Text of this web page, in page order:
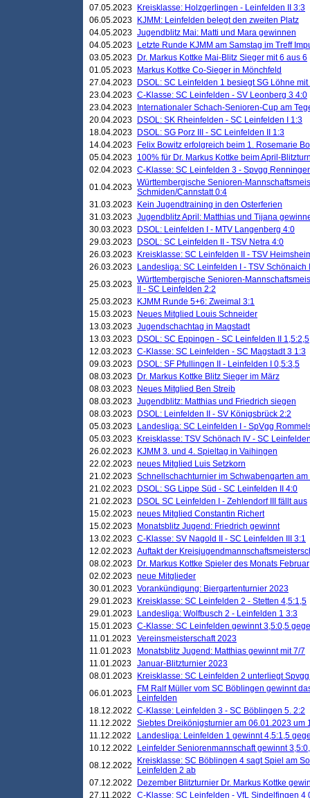
07.05.2023
Kreisklasse: Holzgerlingen - Leinfelden II 3:3
06.05.2023
KJMM: Leinfelden belegt den zweiten Platz
04.05.2023 Jugendblitz Mai: Matti und Mara gewinnen
04.05.2023
Letzte Runde KJMM am Samstag im Treff
03.05.2023
Dr. Markus Kottke Mai-Blitz Sieger mit 6 aus 6
01.05.2023
Markus Kottke Co-Sieger in Mönchfeld
27.04.2023
DSOL: SC Leinfelden 1 besiegt SG Löhne mit
23.04.2023 C-Klasse: SC Leinfelden - SV Leonberg 3 4:0
23.04.2023
Internationaler Schach-Senioren-Cup am
20.04.2023
DSOL: SK Rheinfelden - SC Leinfelden I 1:3
18.04.2023
DSOL: SG Porz III - SC Leinfelden II 1:3
14.04.2023
Felix Bowitz erfolgreich beim 1. Rosemarie
05.04.2023 100% für Dr. Markus Kottke beim April-
02.04.2023 C-Klasse: SC Leinfelden 3 - Spvgg
01.04.2023 Württembergische Senioren-
Schmiden/Cannstatt 0:4
31.03.2023
Kein Jugendtraining in den Osterferien
31.03.2023 Jugendblitz April: Matthias und Tijana
30.03.2023
DSOL: Leinfelden I - MTV Langenberg 4:0
29.03.2023
DSOL: SC Leinfelden II - TSV Netra 4:0
26.03.2023
Kreisklasse: SC Leinfelden II - TSV
26.03.2023
Landesliga: SC Leinfelden I - TSV Schönaich
25.03.2023 Württembergische Senioren-
II - SC Leinfelden 2:2
25.03.2023
KJMM Runde 5+6: Zweimal 3:1
15.03.2023
Neues Mitglied Louis Schneider
13.03.2023 Jugendschachtag in Magstadt
13.03.2023
DSOL: SC Eppingen - SC Leinfelden II 1,5:2,5
12.03.2023 C-Klasse: SC Leinfelden - SC Magstadt 3 1:3
09.03.2023
DSOL: SF Pfullingen II - Leinfelden I 0,5:3,5
08.03.2023
Dr. Markus Kottke Blitz Sieger im März
08.03.2023
Neues Mitglied Ben Streib
08.03.2023 Jugendblitz: Matthias und Friedrich siegen
08.03.2023
DSOL: Leinfelden II - SV Königsbrück 2:2
05.03.2023
Landesliga: SC Leinfelden I - SpVgg
05.03.2023
Kreisklasse: TSV Schönach IV - SC
26.02.2023
KJMM 3. und 4. Spieltag in Vaihingen
22.02.2023 neues Mitglied Luis Setzkorn
21.02.2023 Schnellschachturnier im Schwabengarten
21.02.2023
DSOL: SG Lippe Süd - SC Leinfelden II 4:0
21.02.2023
DSOL SC Leinfelden I - Zehlendorf III fällt aus
15.02.2023 neues Mitglied Constantin Richert
15.02.2023
Monatsblitz Jugend: Friedrich gewinnt
13.02.2023 C-Klasse: SV Nagold II - SC Leinfelden III 3:1
12.02.2023 Auftakt der
08.02.2023
Dr. Markus Kottke Spieler des Monats Februar
02.02.2023 neue Mitglieder
30.01.2023 Vorankündigung: Biergartenturnier 2023
29.01.2023
Kreisklasse: SC Leinfelden 2 - Stetten 4,5:1,5
29.01.2023
Landesliga: Wolfbusch 2 - Leinfelden 1 3:3
15.01.2023 C-Klasse: SC Leinfelden gewinnt 3,5:0,5
11.01.2023 Vereinsmeisterschaft 2023
11.01.2023
Monatsblitz Jugend: Matthias gewinnt mit 7/7
11.01.2023 Januar-Blitzturnier 2023
08.01.2023
Kreisklasse: SC Leinfelden 2 unterliegt
06.01.2023
FM Ralf Müller vom SC Böblingen gewinnt
Leinfelden
18.12.2022 C-Klasse: Leinfelden 3 - SC Böblingen 5. 2:2
11.12.2022
Siebtes Dreikönigsturnier am 06.01.2023 um
11.12.2022
Landesliga: Leinfelden 1 gewinnt 4,5:1,5
10.12.2022
Leinfelder Seniorenmannschaft gewinnt
08.12.2022
Kreisklasse: SC Böblingen 4 sagt Spiel am
Leinfelden 2 ab
07.12.2022
Dezember Blitzturnier Dr. Markus Kottke
27.11.2022
C-Klasse: SC Leinfelden - VfL Sindelfingen 4